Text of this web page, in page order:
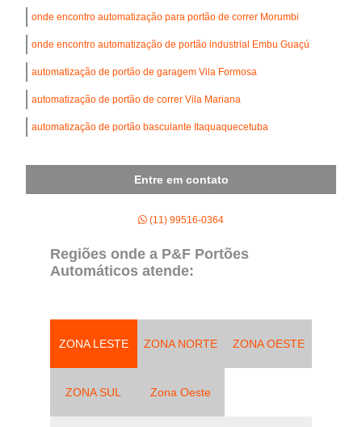
onde encontro automatização para portão de correr Morumbi
onde encontro automatização de portão industrial Embu Guaçú
automatização de portão de garagem Vila Formosa
automatização de portão de correr Vila Mariana
automatização de portão basculante Itaquaquecetuba
Entre em contato
(11) 99516-0364
Regiões onde a P&F Portões
Automáticos atende:
ZONA LESTE ZONA NORTE ZONA OESTE
ZONA SUL Zona Oeste